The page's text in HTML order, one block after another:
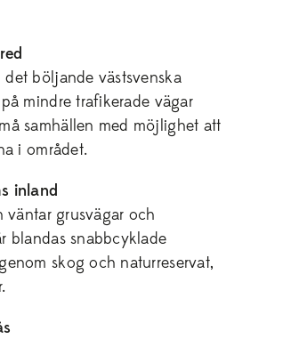
det böljande västsvenska
mindre trafikerade vägar
samhällen med möjlighet att
i området.
inland
väntar grusvägar och
blandas snabbcyklade
skog och naturreservat,